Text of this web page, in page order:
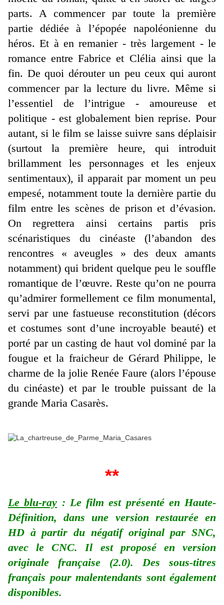
parts. A commencer par toute la première
partie dédiée à l’épopée napoléonienne du
héros. Et à en remanier - très largement - le
romance entre Fabrice et Clélia ainsi que la
fin. De quoi dérouter un peu ceux qui auront
commencer par la lecture du livre. Même si
l’essentiel de l’intrigue - amoureuse et
politique - est globalement bien reprise. Pour
autant, si le film se laisse suivre sans déplaisir
(surtout la première heure, qui introduit
brillamment les personnages et les enjeux
sentimentaux), il apparait par moment un peu
empesé, notamment toute la dernière partie du
film entre les scènes de prison et d’évasion.
On regrettera ainsi certains partis pris
scénaristiques du cinéaste (l’abandon des
rencontres « aveugles » des deux amants
notamment) qui brident quelque peu le souffle
romantique de l’œuvre. Reste qu’on ne pourra
qu’admirer formellement ce film monumental,
servi par une fastueuse reconstitution (décors
et costumes sont d’une incroyable beauté) et
porté par un casting de haut vol dominé par la
fougue et la fraicheur de Gérard Philippe, le
charme de la jolie Renée Faure (alors l’épouse
du cinéaste) et par le trouble puissant de la
grande Maria Casarès.
**
Le blu-ray : Le film est présenté en Haute-
Définition, dans une version restaurée en
HD à partir du négatif original par SNC,
avec le CNC. Il est proposé en version
originale française (2.0). Des sous-titres
français pour malentendants sont également
disponibles.